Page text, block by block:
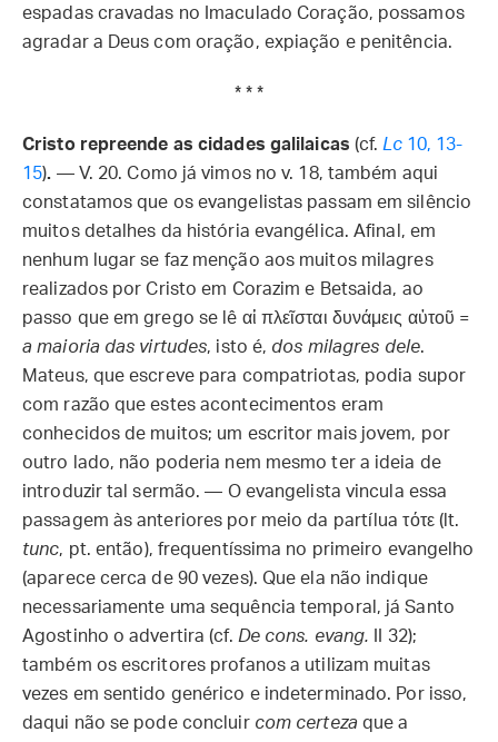
espadas cravadas no Imaculado Coração, possamos
agradar a Deus com oração, expiação e penitência.
* * *
Cristo repreende as cidades galilaicas (cf. Lc10, 13-
15). — V. 20. Como já vimos no v. 18, também aqui
constatamos que os evangelistas passam em silêncio
muitos detalhes da história evangélica. Afinal, em
nenhum lugar se faz menção aos muitos milagres
realizados por Cristo em Corazim e Betsaida, ao
passo que em grego se lê αἱ πλεῖσται δυνάμεις αὐτοῦ =
a maioria das virtudes, isto é, dos milagres dele.
Mateus, que escreve para compatriotas, podia supor
com razão que estes acontecimentos eram
conhecidos de muitos; um escritor mais jovem, por
outro lado, não poderia nem mesmo ter a ideia de
introduzir tal sermão. — O evangelista vincula essa
passagem às anteriores por meio da partílua τότε (lt.
tunc, pt. então), frequentíssima no primeiro evangelho
(aparece cerca de 90 vezes). Que ela não indique
necessariamente uma sequência temporal, já Santo
Agostinho o advertira (cf. De cons. evang. II 32);
também os escritores profanos a utilizam muitas
vezes em sentido genérico e indeterminado. Por isso,
daqui não se pode concluir com certezaque a